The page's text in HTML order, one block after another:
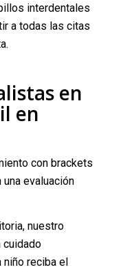
interdentales
a todas las citas
en
en
con brackets
evaluación
nuestro
cuidado
niño reciba el